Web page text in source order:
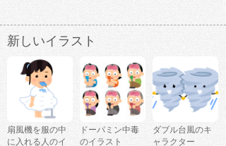
新しいイラスト
扇風機を服の中
に入れる人のイ
ドーパミン中毒
のイラスト
ダブル台風のキ
ャラクター